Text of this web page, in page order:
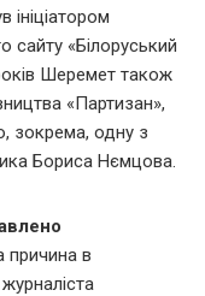
ініціатором
сайту «Білоруський
Шеремет також
«Партизан»,
зокрема, одну з
Бориса Нємцова.
причина в